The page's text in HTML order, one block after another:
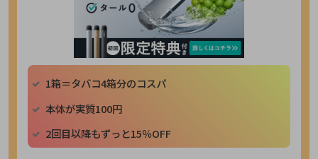
1箱＝タバコ4箱分のコスパ
本体が実質100円
2回目以降もずっと15％OFF